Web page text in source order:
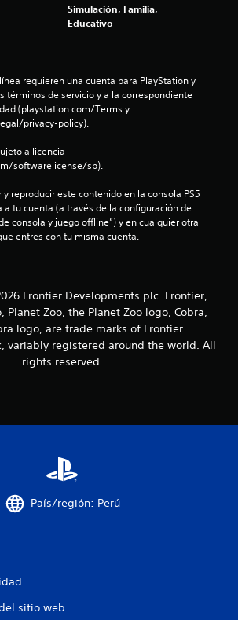
Simulación, Familia,
Educativo
requieren una cuenta para PlayStation y
términos de servicio y a la correspondiente
(playstation.com/Terms y
privacy-policy).
a licencia
softwarelicense/sp).
y reproducir este contenido en la consola PS5
a tu cuenta (a través de la configuración de
consola y juego offline”) y en cualquier otra
entres con tu misma cuenta.
Frontier Developments plc. Frontier,
Planet Zoo, the Planet Zoo logo, Cobra,
logo, are trade marks of Frontier
variably registered around the world. All
rights reserved.
País/región: Perú
sitio web